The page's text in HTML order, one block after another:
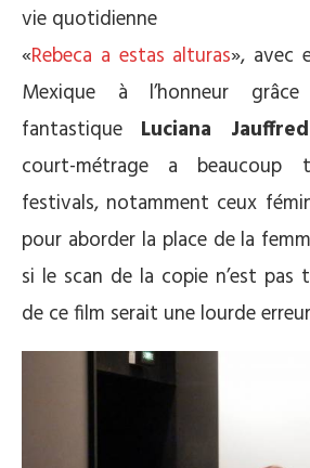
vie quotidienne
«Rebeca a estas alturas», avec
Mexique à l’honneur
fantastique Luciana
court-métrage a beaucoup
festivals, notamment ceux
pour aborder la place de la
si le scan de la copie n’est pas
de ce film serait une lourde